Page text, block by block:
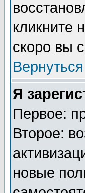
кликните
скоро вы
Я
Первое:
Второе:
новые